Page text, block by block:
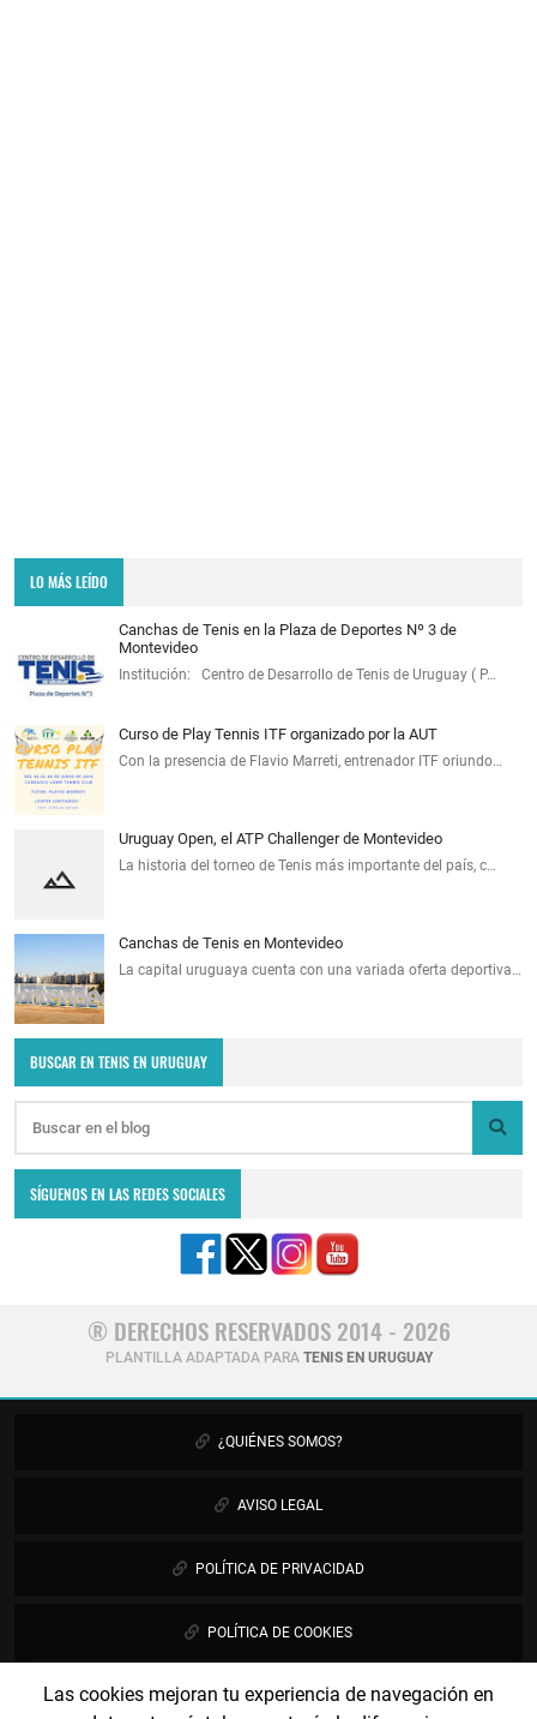
Las cookies mejoran tu experiencia de navegación en
LO MÁS LEÍDO
Canchas de Tenis en la Plaza de Deportes Nº 3 de
Montevideo
Institución: Centro de Desarrollo de Tenis de Uruguay ( P…
Curso de Play Tennis ITF organizado por la AUT
Con la presencia de Flavio Marreti, entrenador ITF oriundo…
Uruguay Open, el ATP Challenger de Montevideo
La historia del torneo de Tenis más importante del país, c…
Canchas de Tenis en Montevideo
La capital uruguaya cuenta con una variada oferta deportiva…
BUSCAR EN TENIS EN URUGUAY
SÍGUENOS EN LAS REDES SOCIALES
® DERECHOS RESERVADOS 2014 - 2026
PLANTILLA ADAPTADA PARA TENIS EN URUGUAY
¿QUIÉNES SOMOS?
AVISO LEGAL
POLÍTICA DE PRIVACIDAD
POLÍTICA DE COOKIES
PUBLICIDAD